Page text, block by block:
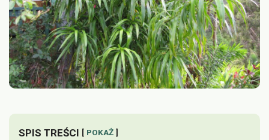
SPIS TREŚCI POKAŻ